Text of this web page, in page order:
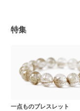
特集
一点ものブレスレット